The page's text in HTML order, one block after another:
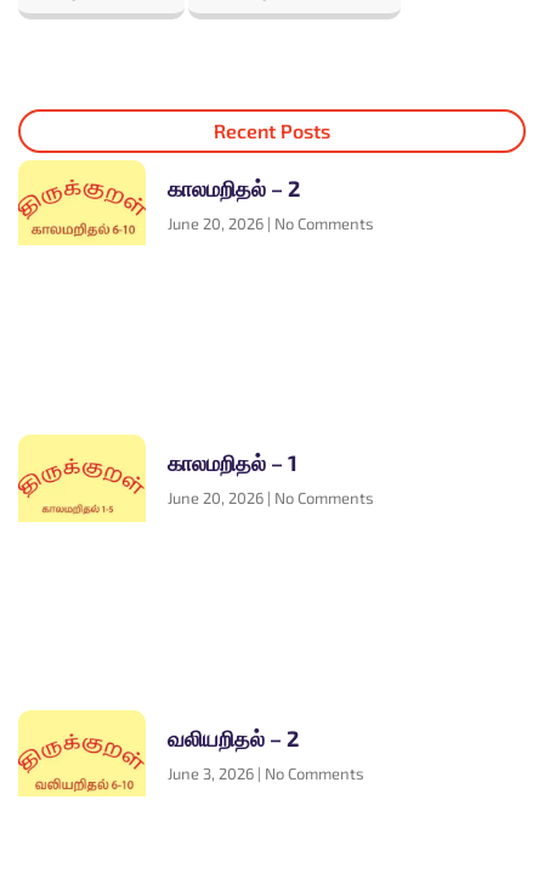
Recent Posts
காலமறிதல் – 2
June 20, 2026 No Comments
காலமறிதல் – 1
June 20, 2026 No Comments
வலியறிதல் – 2
June 3, 2026 No Comments